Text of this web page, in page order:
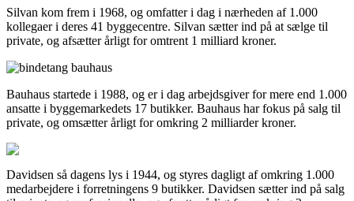
Silvan kom frem i 1968, og omfatter i dag i nærheden af 1.000
kollegaer i deres 41 byggecentre. Silvan sætter ind på at sælge til
private, og afsætter årligt for omtrent 1 milliard kroner.
Bauhaus startede i 1988, og er i dag arbejdsgiver for mere end 1.000
ansatte i byggemarkedets 17 butikker. Bauhaus har fokus på salg til
private, og omsætter årligt for omkring 2 milliarder kroner.
Davidsen så dagens lys i 1944, og styres dagligt af omkring 1.000
medarbejdere i forretningens 9 butikker. Davidsen sætter ind på salg